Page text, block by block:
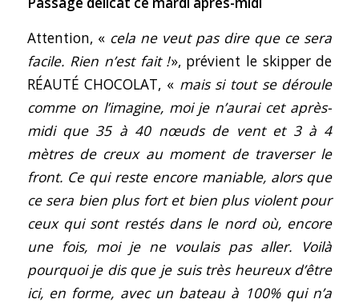
Attention, « cela ne veut pas dire que ce sera
facile. Rien n’est fait !», prévient le skipper de
RÉAUTÉ CHOCOLAT, « mais si tout se déroule
comme on l’imagine, moi je n’aurai cet après-
midi que 35 à 40 nœuds de vent et 3 à 4
mètres de creux au moment de traverser le
front. Ce qui reste encore maniable, alors que
ce sera bien plus fort et bien plus violent pour
ceux qui sont restés dans le nord où, encore
une fois, moi je ne voulais pas aller. Voilà
pourquoi je dis que je suis très heureux d’être
ici, en forme, avec un bateau à 100% qui n’a